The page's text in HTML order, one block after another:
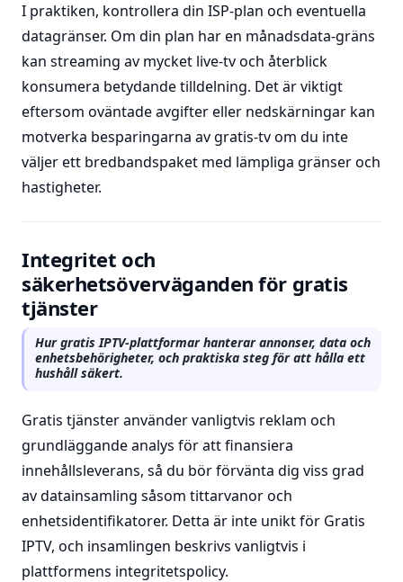
I praktiken, kontrollera din ISP-plan och eventuella
datagränser. Om din plan har en månadsdata-gräns
kan streaming av mycket live-tv och återblick
konsumera betydande tilldelning. Det är viktigt
eftersom oväntade avgifter eller nedskärningar kan
motverka besparingarna av gratis-tv om du inte
väljer ett bredbandspaket med lämpliga gränser och
hastigheter.
Integritet och
säkerhetsöverväganden för gratis
tjänster
Hur gratis IPTV-plattformar hanterar annonser, data och
enhetsbehörigheter, och praktiska steg för att hålla ett
hushåll säkert.
Gratis tjänster använder vanligtvis reklam och
grundläggande analys för att finansiera
innehållsleverans, så du bör förvänta dig viss grad
av datainsamling såsom tittarvanor och
enhetsidentifikatorer. Detta är inte unikt för Gratis
IPTV, och insamlingen beskrivs vanligtvis i
plattformens integritetspolicy.